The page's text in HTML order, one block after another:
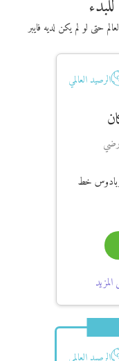
الرصيد العالمي
خط